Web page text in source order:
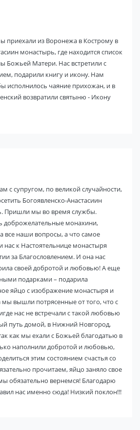
приехали из Воронежа в Кострому в
монастырь, где находится список
Божьей Матери. Нас встретили с
подарили книгу и икону. Нам
исполнилось чаяние прихожан, и в
возвратили святыню - Икону
с супругом, по великой случайности,
Богоявленско-Анастасиин
Пришли мы во время службы.
доброжелательные монахини,
все наши вопросы, а что самое
нас к Настоятельнице монастыря
за Благословлением. И она нас
своей добротой и любовью! А еще
подарками – подарила
яйцо с изображение монастыря и
мы вышли потрясенные от того, что с
нас не встречали с такой любовью
путь домой, в Нижний Новгород,
как мы ехали с Божьей благодатью в
наполнили добротой и любовью,
этим состоянием счастья со
прочитаем, яйцо заняло свое
обязательно вернемся! Благодарю
нас именно сюда! Низкий поклон!!!